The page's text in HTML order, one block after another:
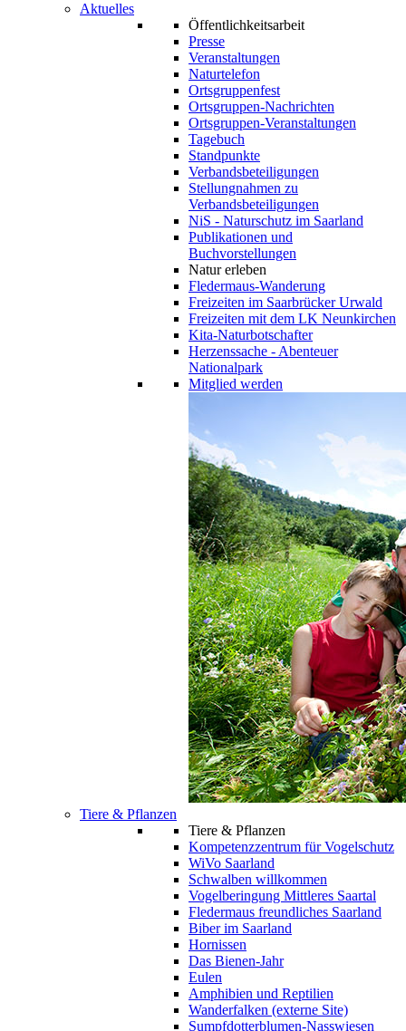
Aktuelles
Öffentlichkeitsarbeit
Presse
Veranstaltungen
Naturtelefon
Ortsgruppenfest
Ortsgruppen-Nachrichten
Ortsgruppen-Veranstaltungen
Tagebuch
Standpunkte
Verbandsbeteiligungen
Stellungnahmen zu
Verbandsbeteiligungen
NiS - Naturschutz im Saarland
Publikationen und
Buchvorstellungen
Natur erleben
Fledermaus-Wanderung
Freizeiten im Saarbrücker Urwald
Freizeiten mit dem LK Neunkirchen
Kita-Naturbotschafter
Herzenssache - Abenteuer
Nationalpark
Mitglied werden
Tiere & Pflanzen
Tiere & Pflanzen
Kompetenzzentrum für Vogelschutz
WiVo Saarland
Schwalben willkommen
Vogelberingung Mittleres Saartal
Fledermaus freundliches Saarland
Biber im Saarland
Hornissen
Das Bienen-Jahr
Eulen
Amphibien und Reptilien
Wanderfalken (externe Site)
Sumpfdotterblumen-Nasswiesen